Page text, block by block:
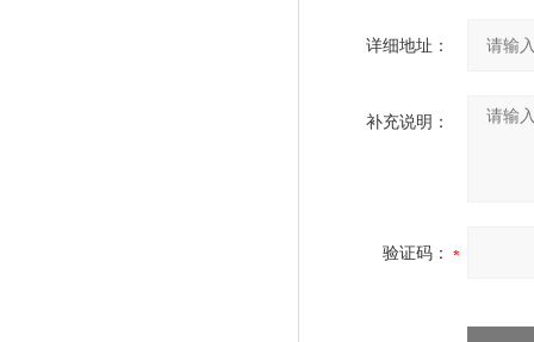
详细地址：
补充说明：
验证码：